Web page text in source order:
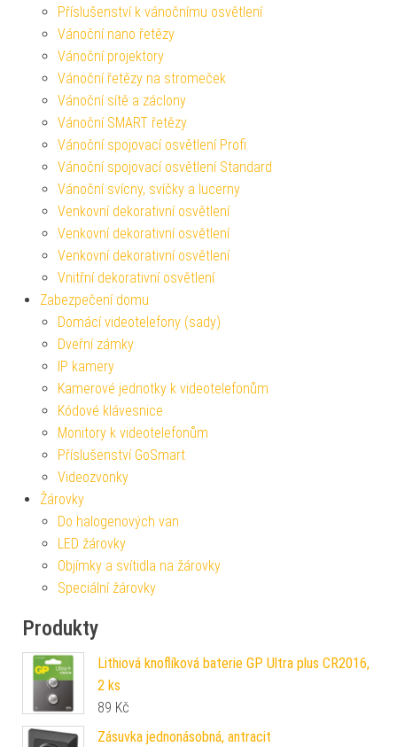
Příslušenství k vánočnímu osvětlení
Vánoční nano řetězy
Vánoční projektory
Vánoční řetězy na stromeček
Vánoční sítě a záclony
Vánoční SMART řetězy
Vánoční spojovací osvětlení Profi
Vánoční spojovací osvětlení Standard
Vánoční svícny, svíčky a lucerny
Venkovní dekorativní osvětlení
Venkovní dekorativní osvětlení
Venkovní dekorativní osvětlení
Vnitřní dekorativní osvětlení
Zabezpečení domu
Domácí videotelefony (sady)
Dveřní zámky
IP kamery
Kamerové jednotky k videotelefonům
Kódové klávesnice
Monitory k videotelefonům
Příslušenství GoSmart
Videozvonky
Žárovky
Do halogenových van
LED žárovky
Objímky a svítidla na žárovky
Speciální žárovky
Produkty
Lithiová knoflíková baterie GP Ultra plus CR2016,
2 ks
89 Kč
Zásuvka jednonásobná, antracit